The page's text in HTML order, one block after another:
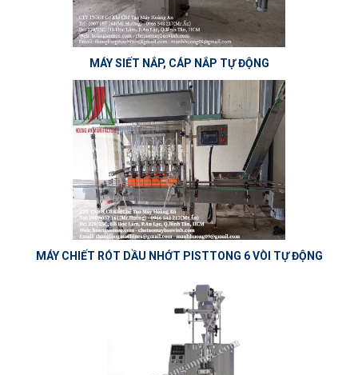
MÁY SIẾT NẮP, CÁP NẮP TỰ ĐỘNG
MÁY CHIẾT RÓT DẦU NHỚT PISTTONG 6 VÒI TỰ ĐỘNG